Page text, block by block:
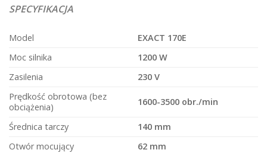
SPECYFIKACJA
Model
EXACT 170E
Moc silnika
1200 W
Zasilenia
230 V
Prędkość obrotowa (bez
obciążenia)
1600-3500 obr./min
Średnica tarczy
140 mm
Otwór mocujący
62 mm